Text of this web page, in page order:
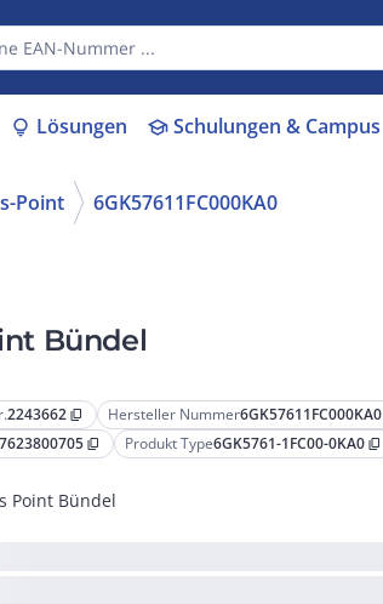
lightbulb Lösungen schoolSchulungen & Campus
Point 6GK57611FC000KA0
Bündel
2243662 content_copy Hersteller Nummer6GK57611FC000KA0
content_copy Produkt Type6GK5761-1FC00-0KA0 content_copy
Point Bündel